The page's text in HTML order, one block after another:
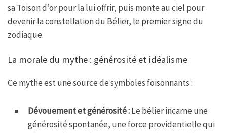
sa Toison d’or pour la lui offrir, puis monte au ciel pour
devenir la constellation du Bélier, le premier signe du
zodiaque.
La morale du mythe : générosité et idéalisme
Ce mythe est une source de symboles foisonnants :
Dévouement et générosité :Le bélier incarne une
générosité spontanée, une force providentielle qui